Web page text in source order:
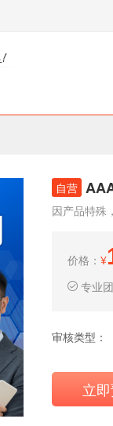
自营
因产品特殊
价格： ¥
专业
审核类型：
立